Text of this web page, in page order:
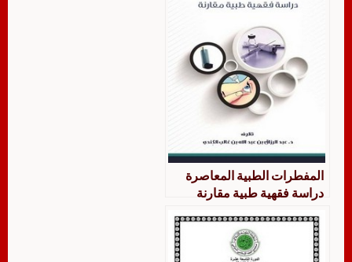
المفطرات الطبية المعاصرة
دراسة فقهية طبية مقارنة